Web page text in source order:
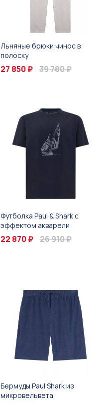
Льняные брюки чинос в
полоску
27 850 ₽ 39 780 ₽
Футболка Paul & Shark с
эффектом акварели
22 870 ₽ 26 910 ₽
Бермуды Paul Shark из
микровельвета